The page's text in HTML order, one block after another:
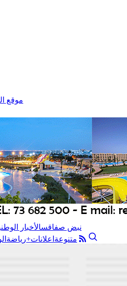
موقع
نبض صفاقسالأخبار
متنوعة اعلانات+رياضة